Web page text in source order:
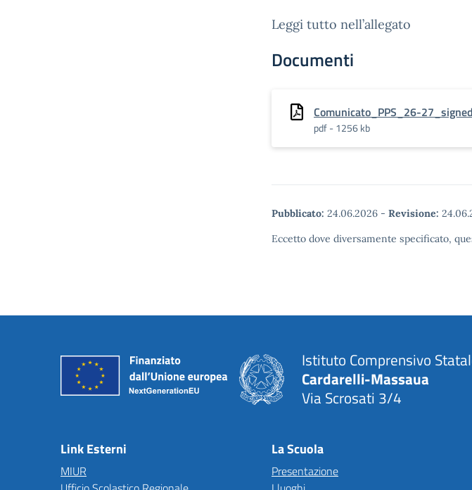
Leggi tutto nell’allegato
Documenti
Comunicato_PPS_26-
pdf - 1256 kb
Pubblicato: 24.06.2026 - Revisione:
Eccetto dove diversamente specificato,
Istituto Comprensivo
Cardarelli-Massaua
Via Scrosati 3/4
Link Esterni
MIUR
La Scuola
Presentazione